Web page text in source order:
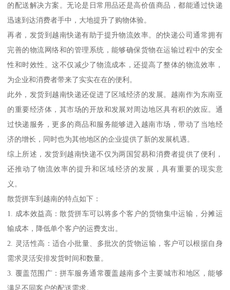
的配送解决方案。无论是日常用品还是高价值商品，都能通过快递
迅速到达消费者手中，大地提升了购物体验。
再者，发货到越南快递有助于提升物流效率。的快递公司通常拥有
完善的物流网络和的管理系统，能够确保货物在运输过程中的安全
性和时效性。这不仅减少了物流成本，还提高了整体的物流效率，
为企业和消费者带来了实实在在的便利。
此外，发货到越南快递还促进了区域经济的发展。越南作为东南亚
的重要经济体，其市场的开放和发展对周边地区具有积的效应。通
过快递服务，更多的商品和服务能够进入越南市场，带动了当地经
济的增长，同时也为其他地区的企业提供了新的发展机遇。
综上所述，发货到越南快递不仅为两国贸易和消费者提供了便利，
还推动了物流效率的提升和区域经济的发展，具有重要的现实意
义。
散货拼车到越南的特点如下：
1. 成本效益高：散货拼车可以将多个客户的货物集中运输，分摊运
输成本，降低单个客户的运费支出。
2. 灵活性高：适合小批量、多批次的货物运输，客户可以根据自身
需求灵活安排发货时间和数量。
3. 覆盖范围广：拼车服务通常覆盖越南多个主要城市和地区，能够
满足不同客户的配送需求。